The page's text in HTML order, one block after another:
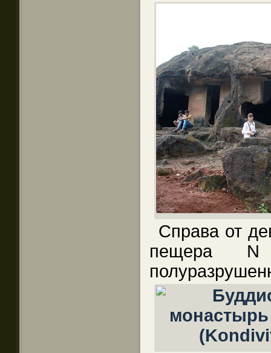
Справа от
пещера